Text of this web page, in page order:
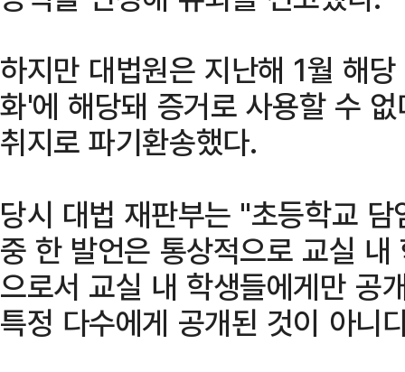
하지만 대법원은 지난해 1월 해
화'에 해당돼 증거로 사용할 수
취지로 파기환송했다.
당시 대법 재판부는 "초등학교
중 한 발언은 통상적으로 교실
으로서 교실 내 학생들에게만 공
특정 다수에게 공개된 것이 아니